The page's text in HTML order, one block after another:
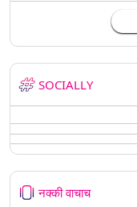
SOCIALLY
नक्की वाचाच